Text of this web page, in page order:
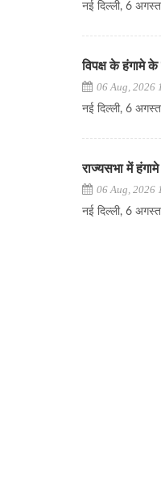
नई दिल्ली, 6
विपक्ष के हंगामे
06 Aug, 2026
नई दिल्ली, 6
राज्यसभा में
06 Aug, 2026
नई दिल्ली, 6 अगस्त